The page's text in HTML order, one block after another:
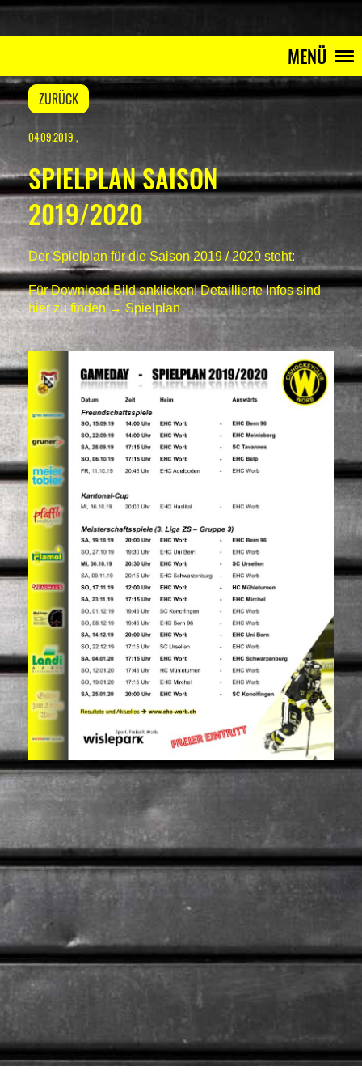
MENÜ
ZURÜCK
04.09.2019 ,
SPIELPLAN SAISON
2019/2020
Der Spielplan für die Saison 2019 / 2020 steht:
Für Download Bild anklicken! Detaillierte Infos sind
hier zu finden → Spielplan